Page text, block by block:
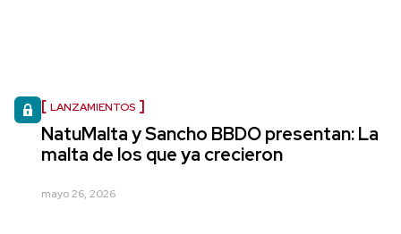
LANZAMIENTOS
NatuMalta y Sancho BBDO presentan: La
malta de los que ya crecieron
mayo 26, 2026